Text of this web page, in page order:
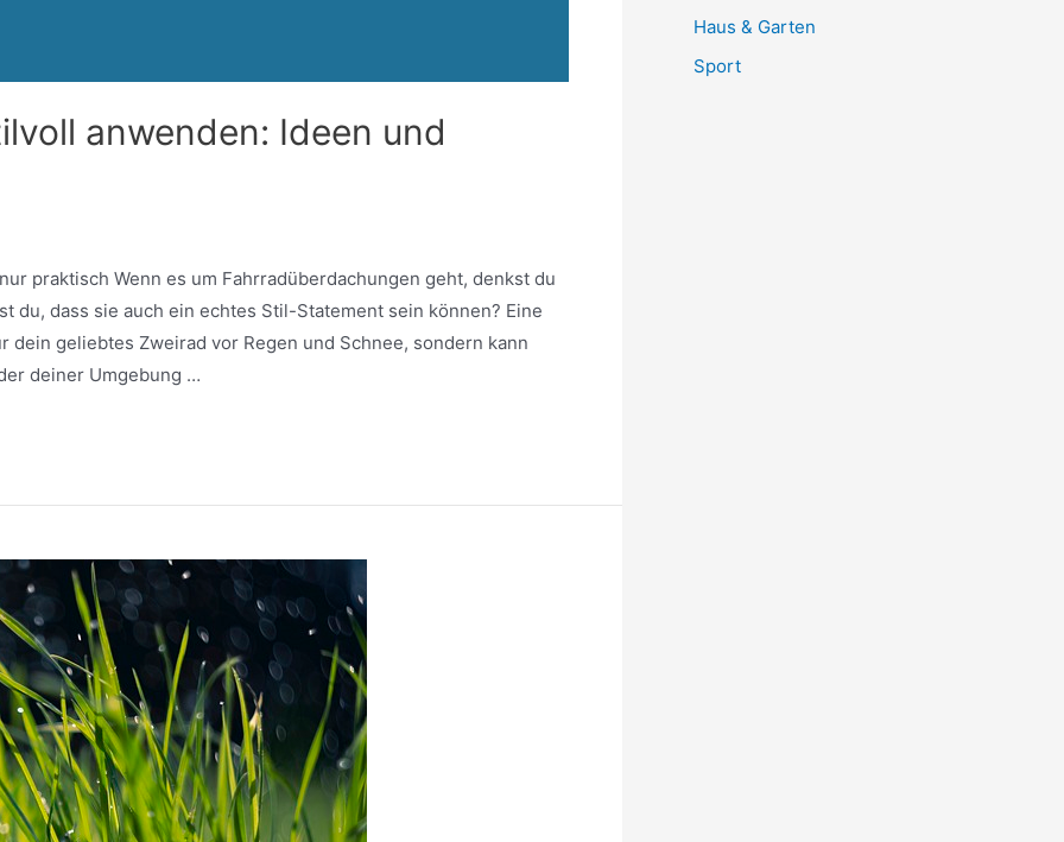
anwenden: Ideen und
praktisch Wenn es um Fahrradüberdachungen geht, denkst du
du, dass sie auch ein echtes Stil-Statement sein können? Eine
geliebtes Zweirad vor Regen und Schnee, sondern kann
deiner Umgebung …
Haus & Garten
Sport